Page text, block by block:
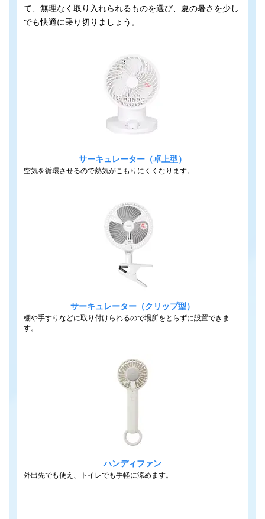
て、無理なく取り入れられるものを選び、夏の暑さを少し
でも快適に乗り切りましょう。
サーキュレーター（卓上型）
空気を循環させるので熱気がこもりにくくなります。
サーキュレーター（クリップ型）
棚や手すりなどに取り付けられるので場所をとらずに設置できま
す。
ハンディファン
外出先でも使え、トイレでも手軽に涼めます。